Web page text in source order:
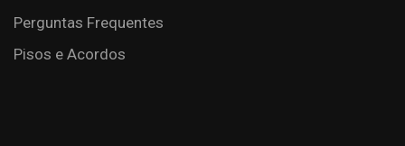
Perguntas Frequentes
Pisos e Acordos